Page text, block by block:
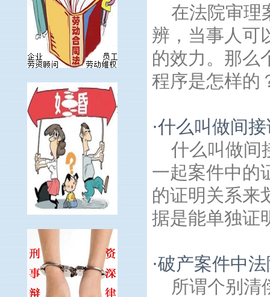
在法院审理
辨，当事人可
的效力。那么
程序是怎样的
·什么叫做间
什么叫做间
一起案件中的
的证明关系来
据是能单独证
·破产案件中
所谓个别清